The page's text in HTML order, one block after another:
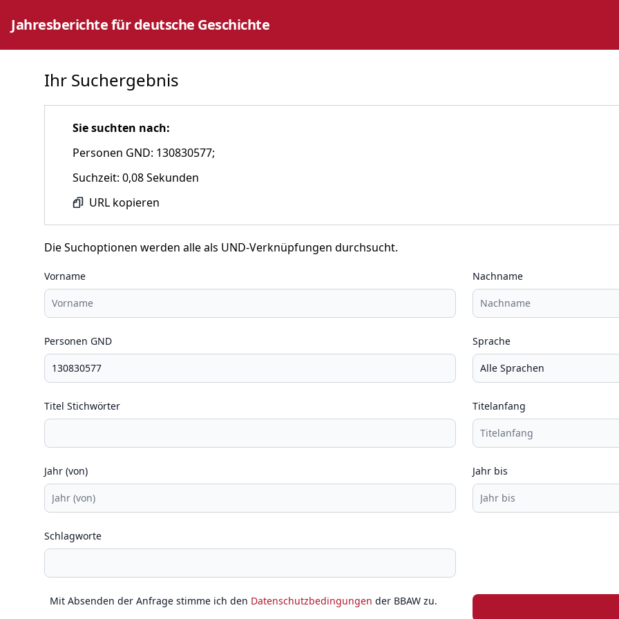
Jahresberichte für deutsche Geschichte
Ihr Suchergebnis
Sie suchten nach:
Personen GND: 130830577;
Suchzeit: 0,08 Sekunden
URL kopieren
Die Suchoptionen werden alle als UND-Verknüpfungen durchsucht.
Vorname Nachname
Personen GND Sprache
Titel Stichwörter Titelanfang
Jahr (von) Jahr bis
Schlagworte
Mit Absenden der Anfrage stimme ich den Datenschutzbedingungen der BBAW zu.